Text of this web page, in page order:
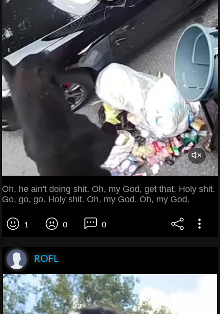
Oh, he ain't doing shit. Oh, my God, get that. Holy shit.
Go, go, go. Holy shit. Oh, my God. Oh, my God.
1 0 0
ROFL